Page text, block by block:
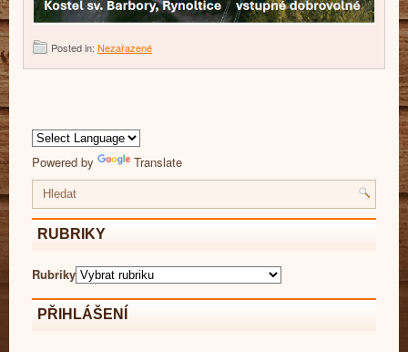
Posted in: Nezařazené
Powered by Translate
RUBRIKY
Rubriky
PŘIHLÁŠENÍ